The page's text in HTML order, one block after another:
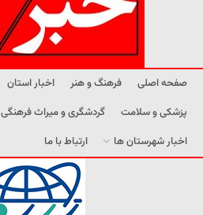
صفحه اصلی فرهنگ و هنر اخبار استان
پزشکی و سلامت
گردشگری و میراث فرهنگی
اخبار شهرستان ها
ارتباط با ما